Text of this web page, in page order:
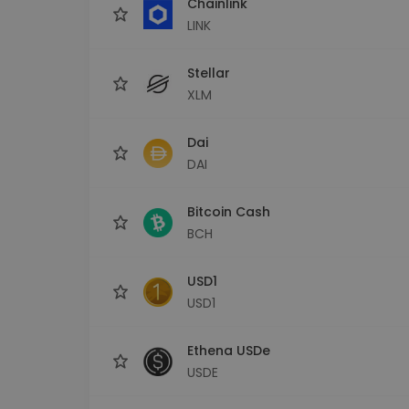
LINK
Stellar
XLM
Dai
DAI
Bitcoin Cash
BCH
USD1
USD1
Ethena USDe
USDE